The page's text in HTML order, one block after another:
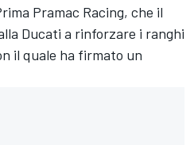
Pramac Racing, che il
Ducati a rinforzare i ranghi
il quale ha firmato un